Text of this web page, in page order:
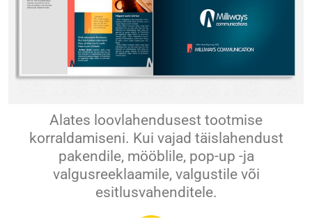
Alates loovlahendusest tootmise
korraldamiseni. Kui vajad täislahendust
pakendile, mööblile, pop-up -ja
valgusreeklaamile, valgustile või
esitlusvahenditele.